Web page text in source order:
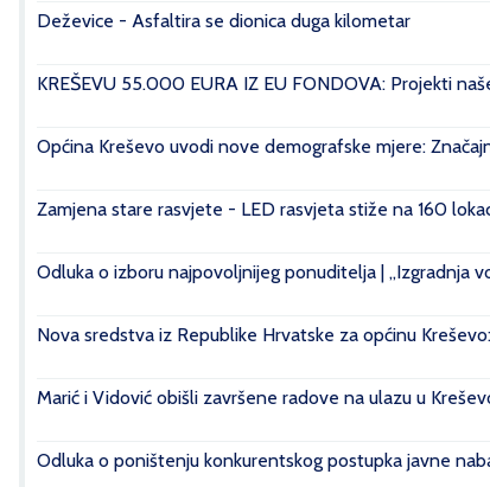
Deževice - Asfaltira se dionica duga kilometar
KREŠEVU 55.000 EURA IZ EU FONDOVA: Projekti
Općina Kreševo uvodi nove demografske mjere:
Zamjena stare rasvjete - LED rasvjeta stiže na 160
Odluka o izboru najpovoljnijeg ponuditelja | „Izgradnja
Nova sredstva iz Republike Hrvatske za općinu
Marić i Vidović obišli završene radove na ulazu u
Odluka o poništenju konkurentskog postupka javne